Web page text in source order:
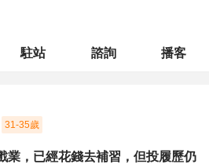
駐站 諮詢 播客
31-35歲
業，已經花錢去補習，但投履歷仍